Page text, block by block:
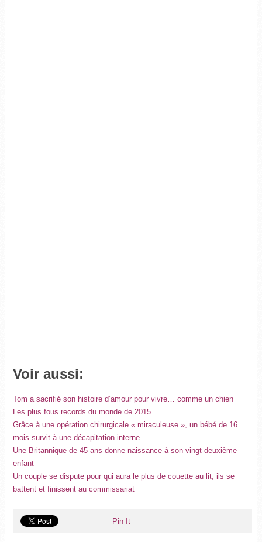
Voir aussi:
Tom a sacrifié son histoire d’amour pour vivre… comme un chien
Les plus fous records du monde de 2015
Grâce à une opération chirurgicale « miraculeuse », un bébé de 16
mois survit à une décapitation interne
Une Britannique de 45 ans donne naissance à son vingt-deuxième
enfant
Un couple se dispute pour qui aura le plus de couette au lit, ils se
battent et finissent au commissariat
Pin It